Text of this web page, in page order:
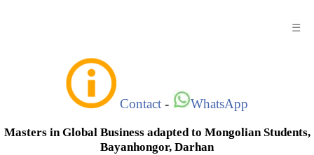
☰
Contact - WhatsApp
Masters in Global Business adapted to Mongolian Students,
Bayanhongor, Darhan